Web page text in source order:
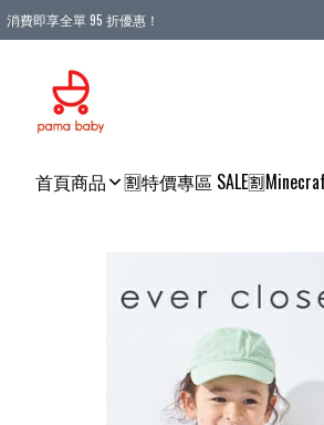
消費即享全單 95 折優惠！
首頁商品 🈹特價專區 SALE🈹